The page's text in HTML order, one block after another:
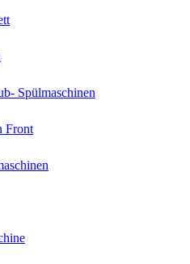
Spülmaschinen
Front